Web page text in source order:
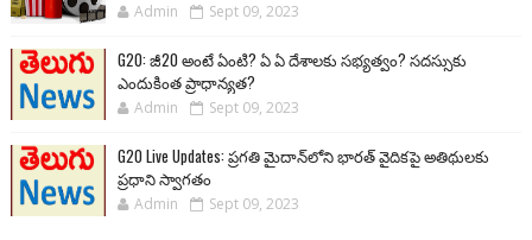
Admin Sept 09, 2023
G20: జీ20 అంటే ఏంటి? ఏ ఏ దేశాలకు సభ్యత్వం? సదస్సుకు
ఎందుకింత ప్రాధాన్యత?
Admin Sept 09, 2023
G20 Live Updates: ప్రగతి మైదాన్‌లోని భారత్ వైదికపై అతిథులకు
ప్రధాని స్వాగతం
Admin Sept 09, 2023